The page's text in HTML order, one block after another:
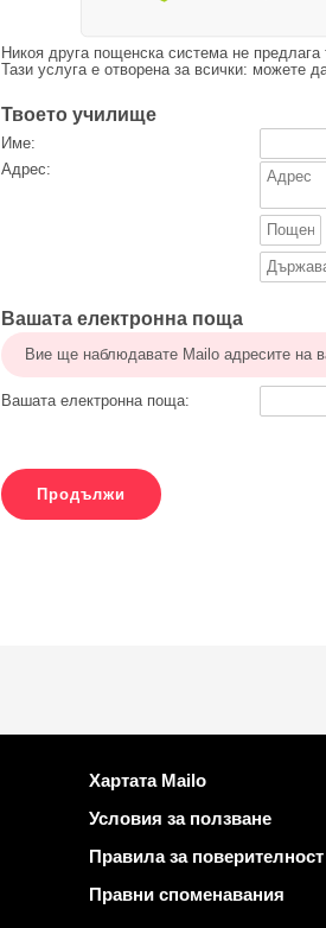
Никоя друга пощенска система не предлага
Тази услуга е отворена за всички: можете
Твоето училище
Име:
Адрес:
Вашата електронна поща
Вие ще наблюдавате Mailo адресите на
Вашата електронна поща:
Полезни връзки
Хартата Mailo
Условия за ползване
Правила за поверителност
Правни споменавания